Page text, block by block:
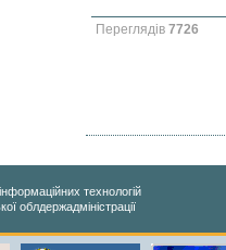
Переглядів 7726
технологій
облдержадміністрації